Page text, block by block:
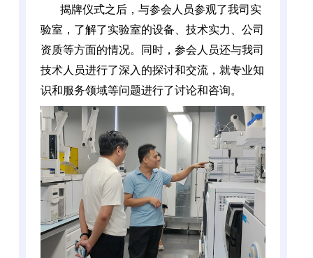
揭牌仪式之后，与参会人员参观了我司实
验室，了解了实验室的设备、技术实力、公司
资质等方面的情况。同时，参会人员还与我司
技术人员进行了深入的探讨和交流，就专业知
识和服务领域等问题进行了讨论和咨询。